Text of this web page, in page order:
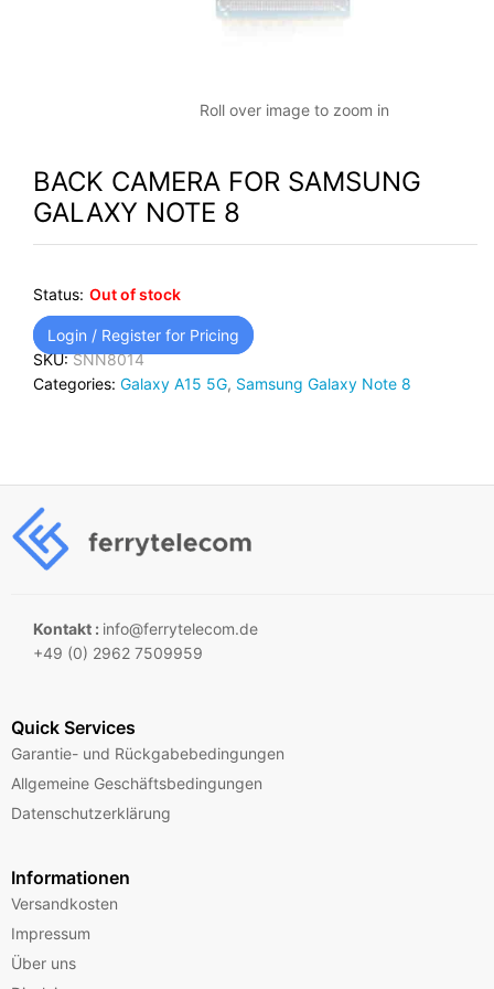
Roll over image to zoom in
BACK CAMERA FOR SAMSUNG
GALAXY NOTE 8
Status: Out of stock
Login / Register for Pricing
SKU:SNN8014
Categories: Galaxy A15 5G, Samsung Galaxy Note 8
Kontakt : info@ferrytelecom.de
+49 (0) 2962 7509959
Quick Services
Garantie- und Rückgabebedingungen
Allgemeine Geschäftsbedingungen
Datenschutzerklärung
Informationen
Versandkosten
Impressum
Über uns